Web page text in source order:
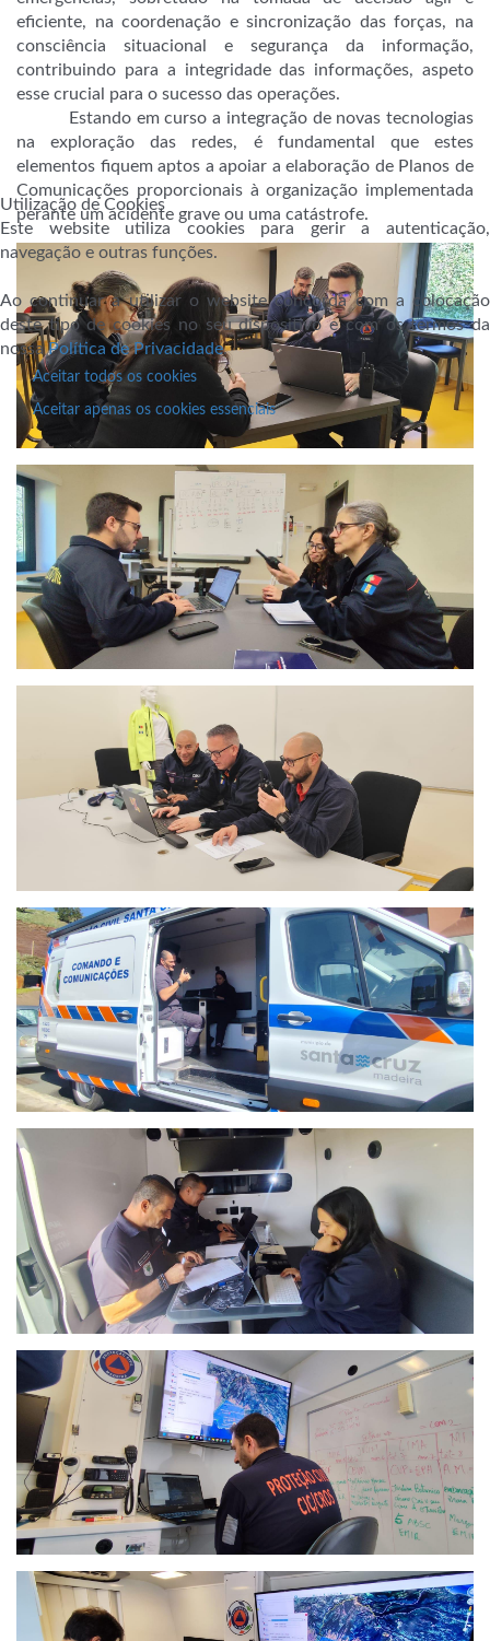
eficiente, na coordenação e sincronização das forças, na
consciência situacional e segurança da informação,
contribuindo para a integridade das informações, aspeto
esse crucial para o sucesso das operações.
Estando em curso a integração de novas tecnologias
na exploração das redes, é fundamental que estes
elementos fiquem aptos a apoiar a elaboração de Planos de
Comunicações proporcionais à organização implementada
perante um acidente grave ou uma catástrofe.
Utilização de Cookies
Este website utiliza cookies para gerir a autenticação,
navegação e outras funções.
Ao continuar a utilizar o website concorda com a colocação
deste tipo de cookies no seu dispositivo e com os termos da
nossaPolítica de Privacidade.
Aceitar todos os cookies
Aceitar apenas os cookies essenciais